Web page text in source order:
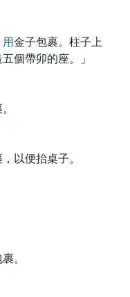
用金子包裹。柱子上
個帶卯的座。」
以便抬桌子。
。